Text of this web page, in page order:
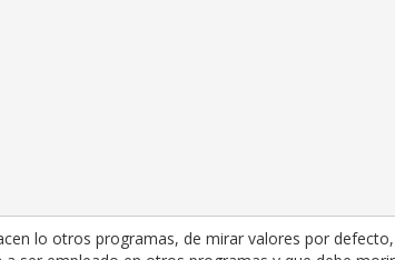
lo otros programas, de mirar valores por